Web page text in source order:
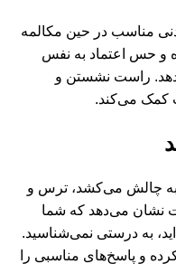
مناسب در حین مکالمه
و حس اعتماد به نفس
راست نشستن و
کمک می‌کند.
به چالش می‌کشد، ترس و
نشان می‌دهد که شما
به درستی نمی‌شناسید.
و پاسخ‌های مناسبی را